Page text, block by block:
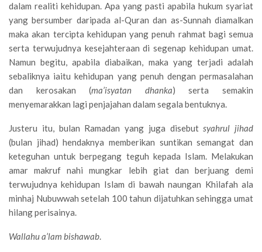
dalam realiti kehidupan. Apa yang pasti apabila hukum syariat
yang bersumber daripada al-Quran dan as-Sunnah diamalkan
maka akan tercipta kehidupan yang penuh rahmat bagi semua
serta terwujudnya kesejahteraan di segenap kehidupan umat.
Namun begitu, apabila diabaikan, maka yang terjadi adalah
sebaliknya iaitu kehidupan yang penuh dengan permasalahan
dan kerosakan (ma’isyatan dhanka) serta semakin
menyemarakkan lagi penjajahan dalam segala bentuknya.
Justeru itu, bulan Ramadan yang juga disebutsyahrul jihad
(bulan jihad) hendaknya memberikan suntikan semangat dan
keteguhan untuk berpegang teguh kepada Islam. Melakukan
amar makruf nahi mungkar lebih giat dan berjuang demi
terwujudnya kehidupan Islam di bawah naungan Khilafah ala
minhaj Nubuwwah setelah 100 tahun dijatuhkan sehingga umat
hilang perisainya.
Wallahu a’lam bishawab.